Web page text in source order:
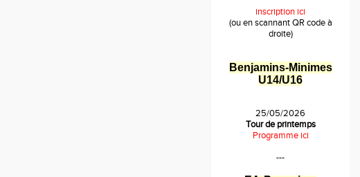
inscription ici
(ou en scannant QR code à
droite)
Benjamins-Minimes
U14/U16
25/05/2026
Tour de printemps
Programme ici
---